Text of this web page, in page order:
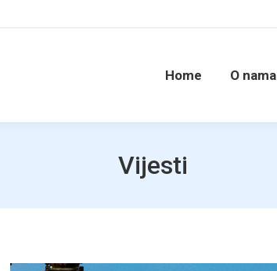
Home O nama
Vijesti